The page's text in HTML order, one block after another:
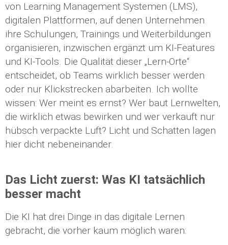
von Learning Management Systemen (LMS),
digitalen Plattformen, auf denen Unternehmen
ihre Schulungen, Trainings und Weiterbildungen
organisieren, inzwischen ergänzt um KI-Features
und KI-Tools. Die Qualität dieser „Lern-Orte“
entscheidet, ob Teams wirklich besser werden
oder nur Klickstrecken abarbeiten. Ich wollte
wissen: Wer meint es ernst? Wer baut Lernwelten,
die wirklich etwas bewirken und wer verkauft nur
hübsch verpackte Luft? Licht und Schatten lagen
hier dicht nebeneinander.
Das Licht zuerst: Was KI tatsächlich
besser macht
Die KI hat drei Dinge in das digitale Lernen
gebracht, die vorher kaum möglich waren: